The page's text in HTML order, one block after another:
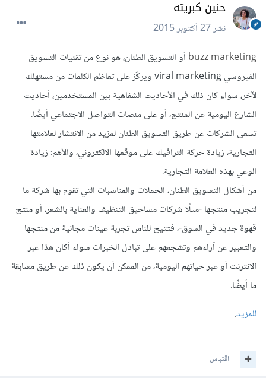
حنين كبريته
نشر27 أكتوبر 2015
buzz marketing أو التسويق الطنان، هو نوع من تقنيات التسويق
الفيروسي viral marketing ويركّز على تعاظم الكلمات من مستهلك
لآخر، سواء كان ذلك في الأحاديث الشفاهية بين المستخدمين، أحاديث
الشارع اليومية عن المنتج، أو على منصات التواصل الاجتماعي أيضًا.
تسعى الشركات عن طريق التسويق الطنان لمزيد من الانتشار لعلامتها
التجارية، زيادة حركة الترافيك على موقعها الالكتروني، والأهم: زيادة
الوعي بهذه العلامة التجارية.
من أشكال التسويق الطنان، الحملات والمناسبات التي تقوم بها شركة ما
لتجريب منتجها -مثلًا شركات مساحيق التنظيف والعناية بالشعر، أو منتج
قهوة جديد في السوق-، فتتيح للناس تجربة عينات مجانية من منتجها
والتعبير عن آراءهم وتشجعهم على تبادل الخبرات سواء أكان هذا عبر
الانترنت أو عبر حياتهم اليومية، من الممكن أن يكون ذلك عن طريق مسابقة
ما أيضًَا.
للمزيد.
اقتباس